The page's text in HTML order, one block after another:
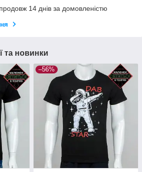
14 днів за домовленістю
та новинки
–56%